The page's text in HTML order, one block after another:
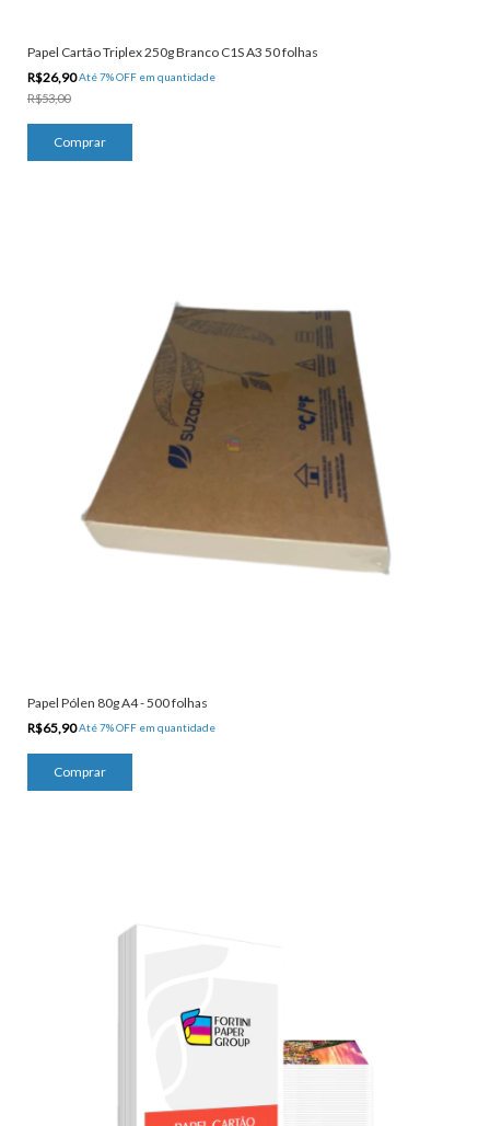
Papel Cartão Triplex 250g Branco C1S A3 50 folhas
R$26,90Até 7% OFF em quantidade
R$53,00
Papel Pólen 80g A4 - 500 folhas
R$65,90Até 7% OFF em quantidade